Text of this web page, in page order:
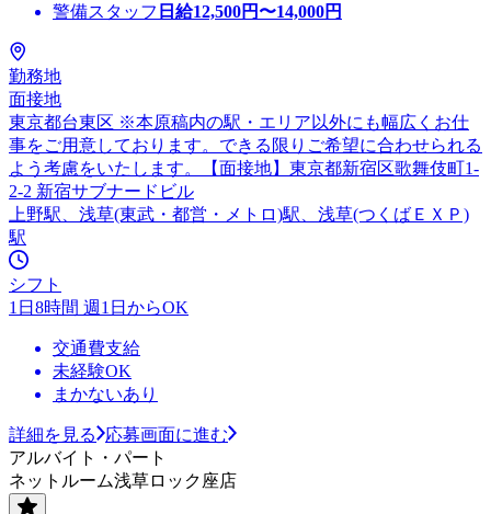
警備スタッフ 日給12,500円〜14,000円
勤務地
面接地
東京都台東区 ※本原稿内の駅・エリア以外にも幅広くお仕
事をご用意しております。できる限りご希望に合わせられる
よう考慮をいたします。【面接地】東京都新宿区歌舞伎町1-
2-2 新宿サブナードビル
上野駅、浅草(東武・都営・メトロ)駅、浅草(つくばＥＸＰ)
駅
シフト
1日8時間 週1日からOK
交通費支給
未経験OK
まかないあり
詳細を見る
応募画面に進む
アルバイト・パート
ネットルーム浅草ロック座店